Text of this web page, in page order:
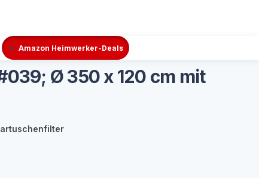
Amazon Heimwerker-Deals
Ø 350 x 120 cm mit